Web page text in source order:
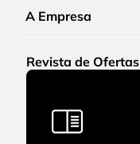
A Empresa
Revista de Ofertas